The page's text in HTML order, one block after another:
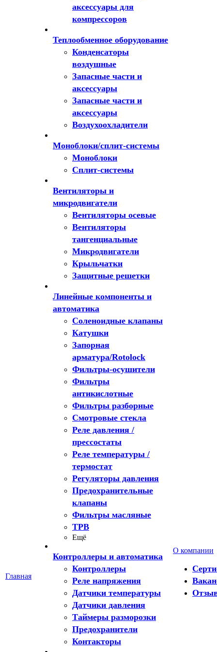
Главная
аксессуары для
компрессоров
Теплообменное оборудование
Конденсаторы
воздушные
Запасные части и
аксессуары
Запасные части и
аксессуары
Воздухоохладители
Моноблоки/сплит-системы
Моноблоки
Сплит-системы
Вентиляторы и
микродвигатели
Вентиляторы осевые
Вентиляторы
тангенциальные
Микродвигатели
Крыльчатки
Защитные решетки
Линейные компоненты и
автоматика
Соленоидные клапаны
Катушки
Запорная
арматура/Rotolock
Фильтры-осушители
Фильтры
антикислотные
Фильтры разборные
Смотровые стекла
Реле давления /
прессостаты
Реле температуры /
термостат
Регуляторы давления
Предохранительные
клапаны
Фильтры масляные
ТРВ
Ещё
Контроллеры и автоматика
Контроллеры
Реле напряжения
Датчики температуры
Датчики давления
Таймеры разморозки
Предохранители
Контакторы
О компании